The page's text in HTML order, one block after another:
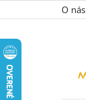
na
O nás